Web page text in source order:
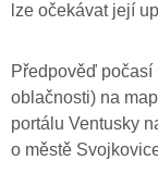
lze očekávat její
Předpověď počasí
oblačnosti) na
portálu Ventusky
o městě